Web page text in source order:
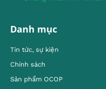
Danh mục
Tin tức, sự kiện
Chính sách
Sản phẩm OCOP